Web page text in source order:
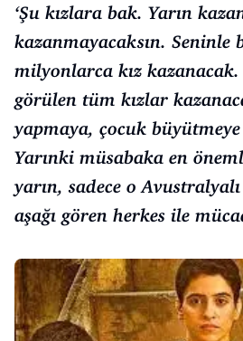
‘Şu kızlara bak. Yarın
kazanmayacaksın. Seninle
milyonlarca kız kazanacak.
görülen tüm kızlar
yapmaya, çocuk
Yarınki müsabaka en
yarın, sadece o
aşağı gören herkes ile